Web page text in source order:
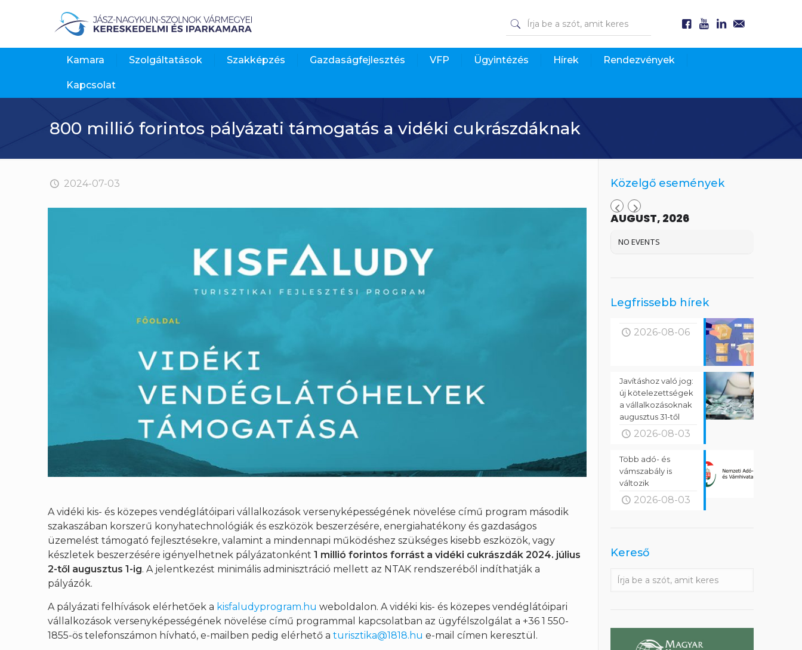
Kamara Szolgáltatások Szakképzés Gazdaságfejlesztés VFP Ügyintézés Hírek Rendezvények
Kapcsolat
800 millió forintos pályázati támogatás a vidéki cukrászdáknak
2024-07-03
A vidéki kis- és közepes vendéglátóipari vállalkozások versenyképességének növelése című program második
szakaszában korszerű konyhatechnológiák és eszközök beszerzésére, energiahatékony és gazdaságos
üzemelést támogató fejlesztésekre, valamint a mindennapi működéshez szükséges kisebb eszközök, vagy
készletek beszerzésére igényelhetnek pályázatonként1 millió forintos forrást a vidéki cukrászdák 2024. július
2-től augusztus 1-ig. A jelentkezést minimális adminisztráció mellett az NTAK rendszeréből indíthatják a
pályázók.
A pályázati felhívások elérhetőek a kisfaludyprogram.hu weboldalon. A vidéki kis- és közepes vendéglátóipari
vállalkozások versenyképességének növelése című programmal kapcsolatban az ügyfélszolgálat a +36 1 550-
1855-ös telefonszámon hívható, e-mailben pedig elérhető aturisztika@1818.hu e-mail címen keresztül.
Közelgő események
AUGUST, 2026
NO EVENTS
Legfrissebb hírek
2026-08-06
Javításhoz való jog:
új kötelezettségek
a vállalkozásoknak
augusztus 31-től
2026-08-03
Több adó- és
vámszabály is
változik
2026-08-03
Kereső